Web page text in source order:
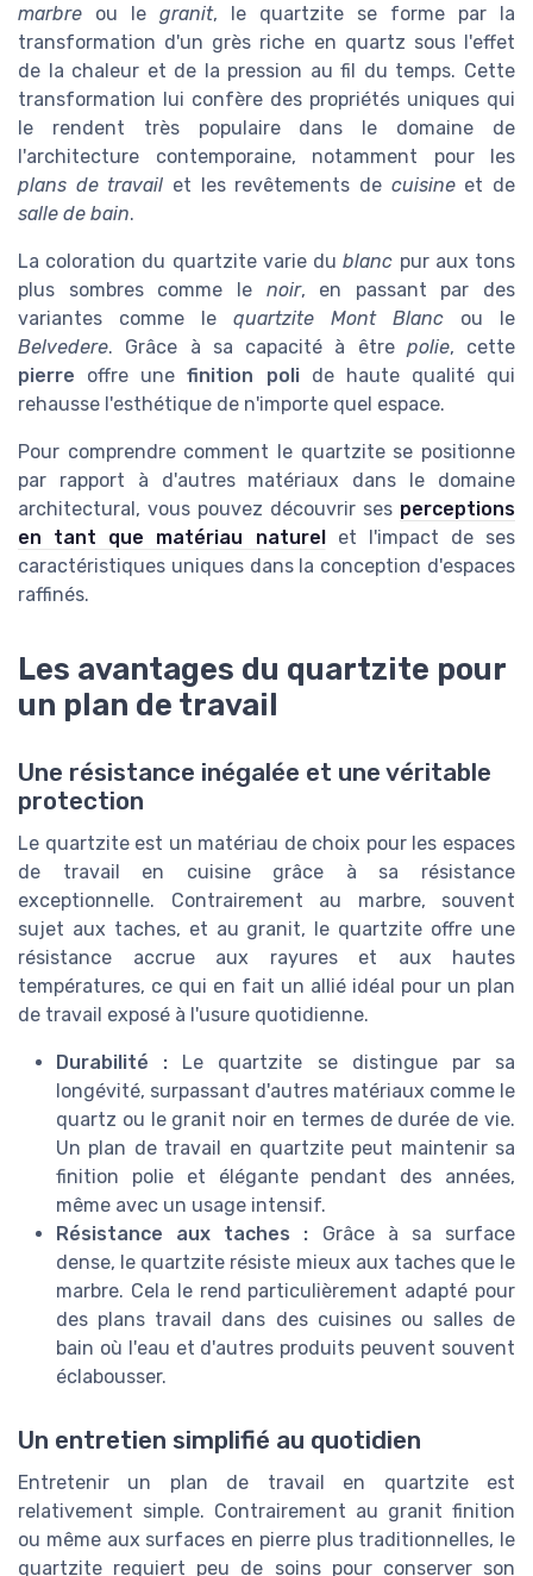
marbre ou le granit, le quartzite se forme par la
transformation d'un grès riche en quartz sous l'effet
de la chaleur et de la pression au fil du temps. Cette
transformation lui confère des propriétés uniques qui
le rendent très populaire dans le domaine de
l'architecture contemporaine, notamment pour les
plans de travail et les revêtements de cuisineet de
salle de bain.
La coloration du quartzite varie dublanc pur aux tons
plus sombres comme le noir, en passant par des
variantes comme le quartzite Mont Blanc ou le
Belvedere. Grâce à sa capacité à être polie, cette
pierre offre unefinition polide haute qualité qui
rehausse l'esthétique de n'importe quel espace.
Pour comprendre comment le quartzite se positionne
par rapport à d'autres matériaux dans le domaine
architectural, vous pouvez découvrir ses perceptions
en tant que matériau naturelet l'impact de ses
caractéristiques uniques dans la conception d'espaces
raffinés.
Les avantages du quartzite pour
un plan de travail
Une résistance inégalée et une véritable
protection
Le quartzite est un matériau de choix pour les espaces
de travail en cuisine grâce à sa résistance
exceptionnelle. Contrairement au marbre, souvent
sujet aux taches, et au granit, le quartzite offre une
résistance accrue aux rayures et aux hautes
températures, ce qui en fait un allié idéal pour un plan
de travail exposé à l'usure quotidienne.
Durabilité : Le quartzite se distingue par sa
longévité, surpassant d'autres matériaux comme le
quartz ou le granit noir en termes de durée de vie.
Un plan de travail en quartzite peut maintenir sa
finition polie et élégante pendant des années,
même avec un usage intensif.
Résistance aux taches : Grâce à sa surface
dense, le quartzite résiste mieux aux taches que le
marbre. Cela le rend particulièrement adapté pour
des plans travail dans des cuisines ou salles de
bain où l'eau et d'autres produits peuvent souvent
éclabousser.
Un entretien simplifié au quotidien
Entretenir un plan de travail en quartzite est
relativement simple. Contrairement au granit finition
ou même aux surfaces en pierre plus traditionnelles, le
quartzite requiert peu de soins pour conserver son